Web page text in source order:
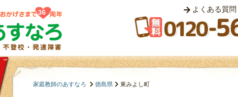
36 よくある質問
家庭教師のあすなろ 徳島県 東みよし町